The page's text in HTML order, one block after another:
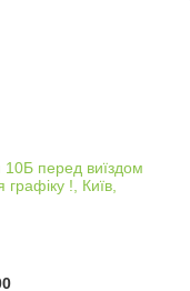
10Б перед виїздом
графіку !, Київ,